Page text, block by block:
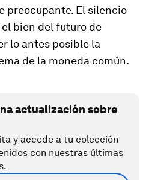
preocupante. El silencio
bien del futuro de
lo antes posible la
de la moneda común.
actualización sobre
y accede a tu colección
con nuestras últimas